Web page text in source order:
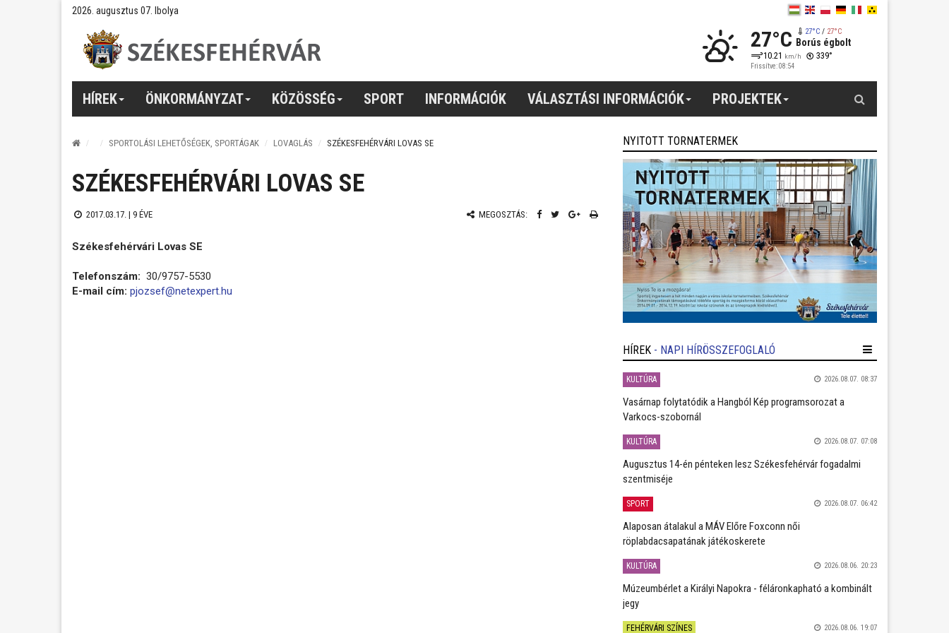
2026. augusztus 07. Ibolya
27°C 27°C/ 27°C
Borús égbolt
10.21 km/h 339°
Frissítve: 08:54
HÍREK ÖNKORMÁNYZAT KÖZÖSSÉG SPORT INFORMÁCIÓK VÁLASZTÁSI INFORMÁCIÓK PROJEKTEK
SPORTOLÁSI LEHETŐSÉGEK, SPORTÁGAK LOVAGLÁS SZÉKESFEHÉRVÁRI LOVAS SE
SZÉKESFEHÉRVÁRI LOVAS SE
2017.03.17. | 9 ÉVE MEGOSZTÁS:
Székesfehérvári Lovas SE
Telefonszám: 30/9757-5530
E-mail cím: pjozsef@netexpert.hu
NYITOTT TORNATERMEK
HÍREK - NAPI HÍRÖSSZEFOGLALÓ
KULTÚRA 2026.08.07. 08:37
Vasárnap folytatódik a Hangból Kép programsorozat a
Varkocs-szobornál
KULTÚRA 2026.08.07. 07:08
Augusztus 14-én pénteken lesz Székesfehérvár fogadalmi
szentmiséje
SPORT 2026.08.07. 06:42
Alaposan átalakul a MÁV Előre Foxconn női
röplabdacsapatának játékoskerete
KULTÚRA 2026.08.06. 20:23
Múzeumbérlet a Királyi Napokra - féláronkapható a kombinált
jegy
FEHÉRVÁRI SZÍNES 2026.08.06. 19:07